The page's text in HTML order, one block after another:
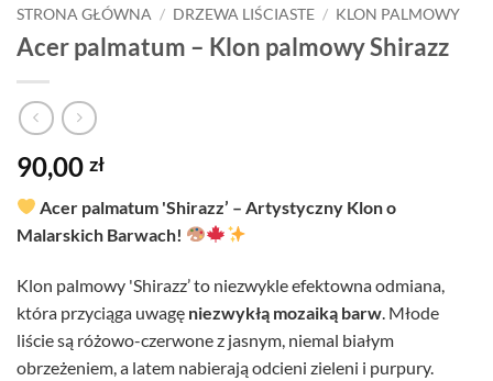
STRONA GŁÓWNA / DRZEWA LIŚCIASTE / KLON PALMOWY
Acer palmatum – Klon palmowy Shirazz
90,00 zł
Acer palmatum 'Shirazz’ – Artystyczny Klon o
Malarskich Barwach!
Klon palmowy 'Shirazz’ to niezwykle efektowna odmiana,
która przyciąga uwagę niezwykłą mozaiką barw . Młode
liście są różowo-czerwone z jasnym, niemal białym
obrzeżeniem, a latem nabierają odcieni zieleni i purpury.